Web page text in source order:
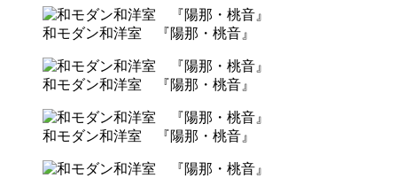
和モダン和洋室 『陽那・桃音』
和モダン和洋室 『陽那・桃音』
和モダン和洋室 『陽那・桃音』